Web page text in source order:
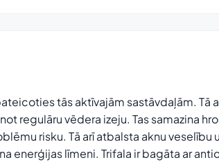
tās aktīvajām sastāvdaļām. Tā
regulāru vēdera izeju. Tas samazina
risku. Tā arī atbalsta aknu veselību
enerģijas līmeni. Trifala ir bagāta ar